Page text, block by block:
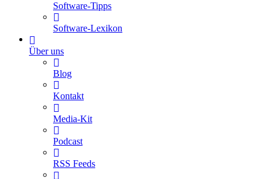
Software-Tipps
Software-Lexikon
Über uns
Blog
Kontakt
Media-Kit
Podcast
RSS Feeds